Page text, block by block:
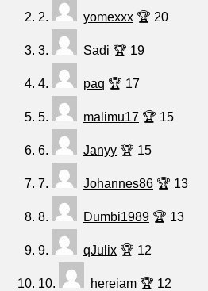
2. yomexxx 🏆 20
3. Sadi 🏆 19
4. paq 🏆 17
5. malimu17 🏆 15
6. Janyy 🏆 15
7. Johannes86 🏆 13
8. Dumbi1989 🏆 13
9. qJulix 🏆 12
10. hereiam 🏆 12